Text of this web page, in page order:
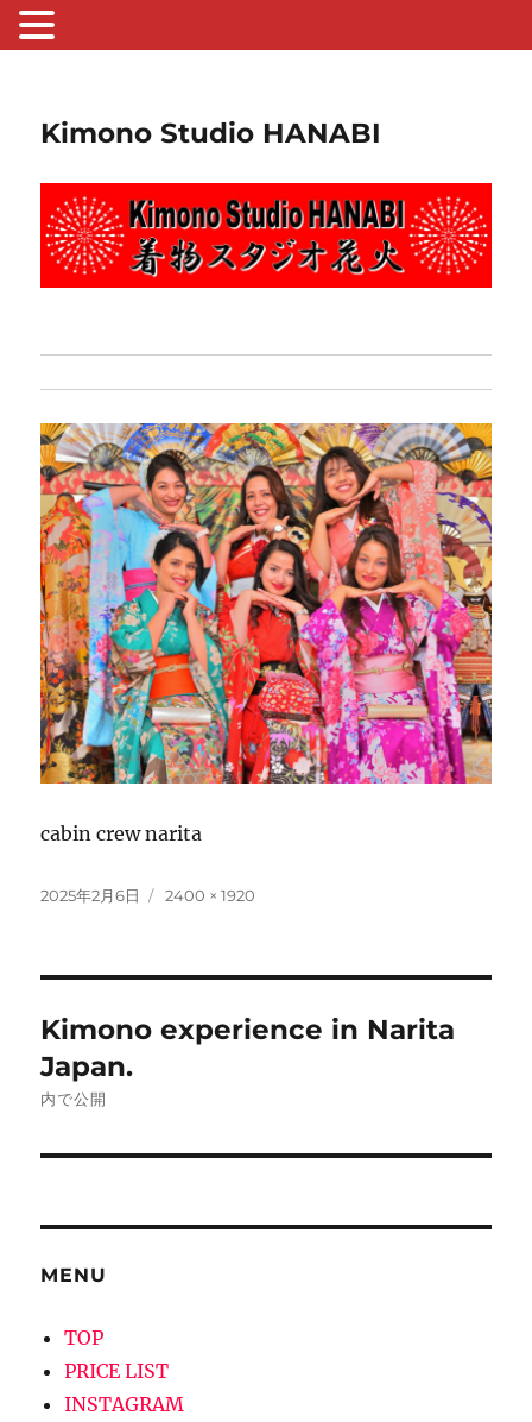
Kimono Studio HANABI
cabin crew narita
投
2025年2月6日
フ
2400 × 1920
稿
ナ
ビ
ョ
ン
Kimono experience in Narita
Japan.
内で公開
MENU
TOP
PRICE LIST
INSTAGRAM